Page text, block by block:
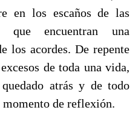
en los escaños de las
que encuentran una
los acordes. De repente
de toda una vida,
atrás y de todo
de reflexión.